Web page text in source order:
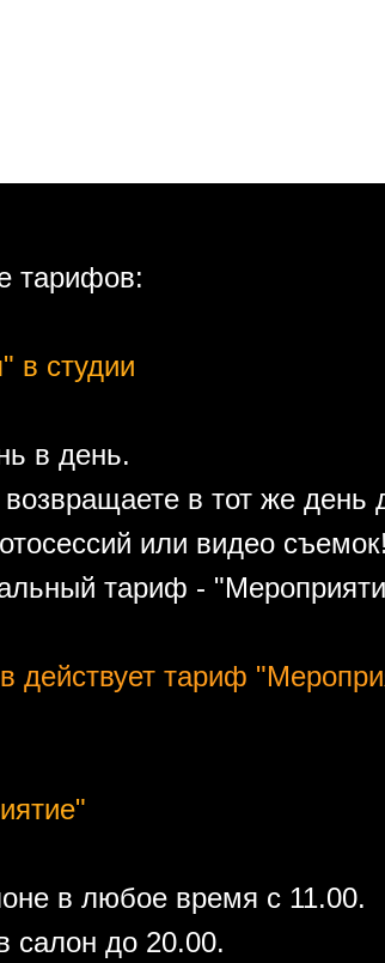
тарифов:
в студии
в день.
в тот же день
или видео съемок!
тариф -
действует тариф
в любое время с 11.00.
салон до 20.00.